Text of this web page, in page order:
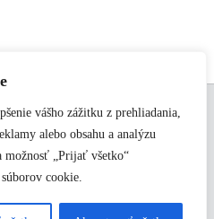
vášho zážitku z prehliadania,
alebo obsahu a analýzu
možnosť „Prijať všetko“
cookie.
partnerstva